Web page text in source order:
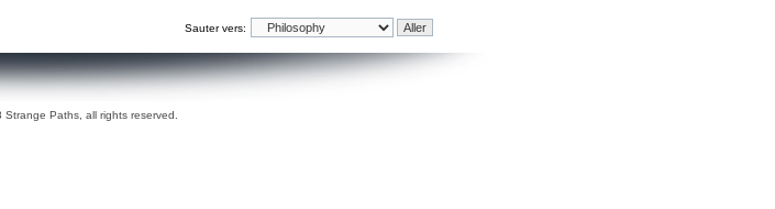
Sauter vers:
Paths, all rights reserved.